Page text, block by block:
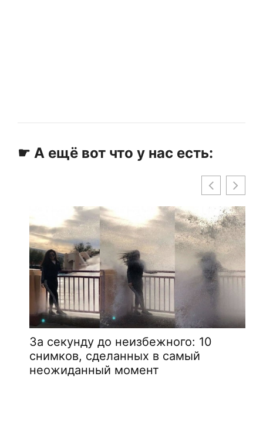
☛ А ещё вот что у нас есть:
За секунду до неизбежного: 10
снимков, сделанных в самый
неожиданный момент